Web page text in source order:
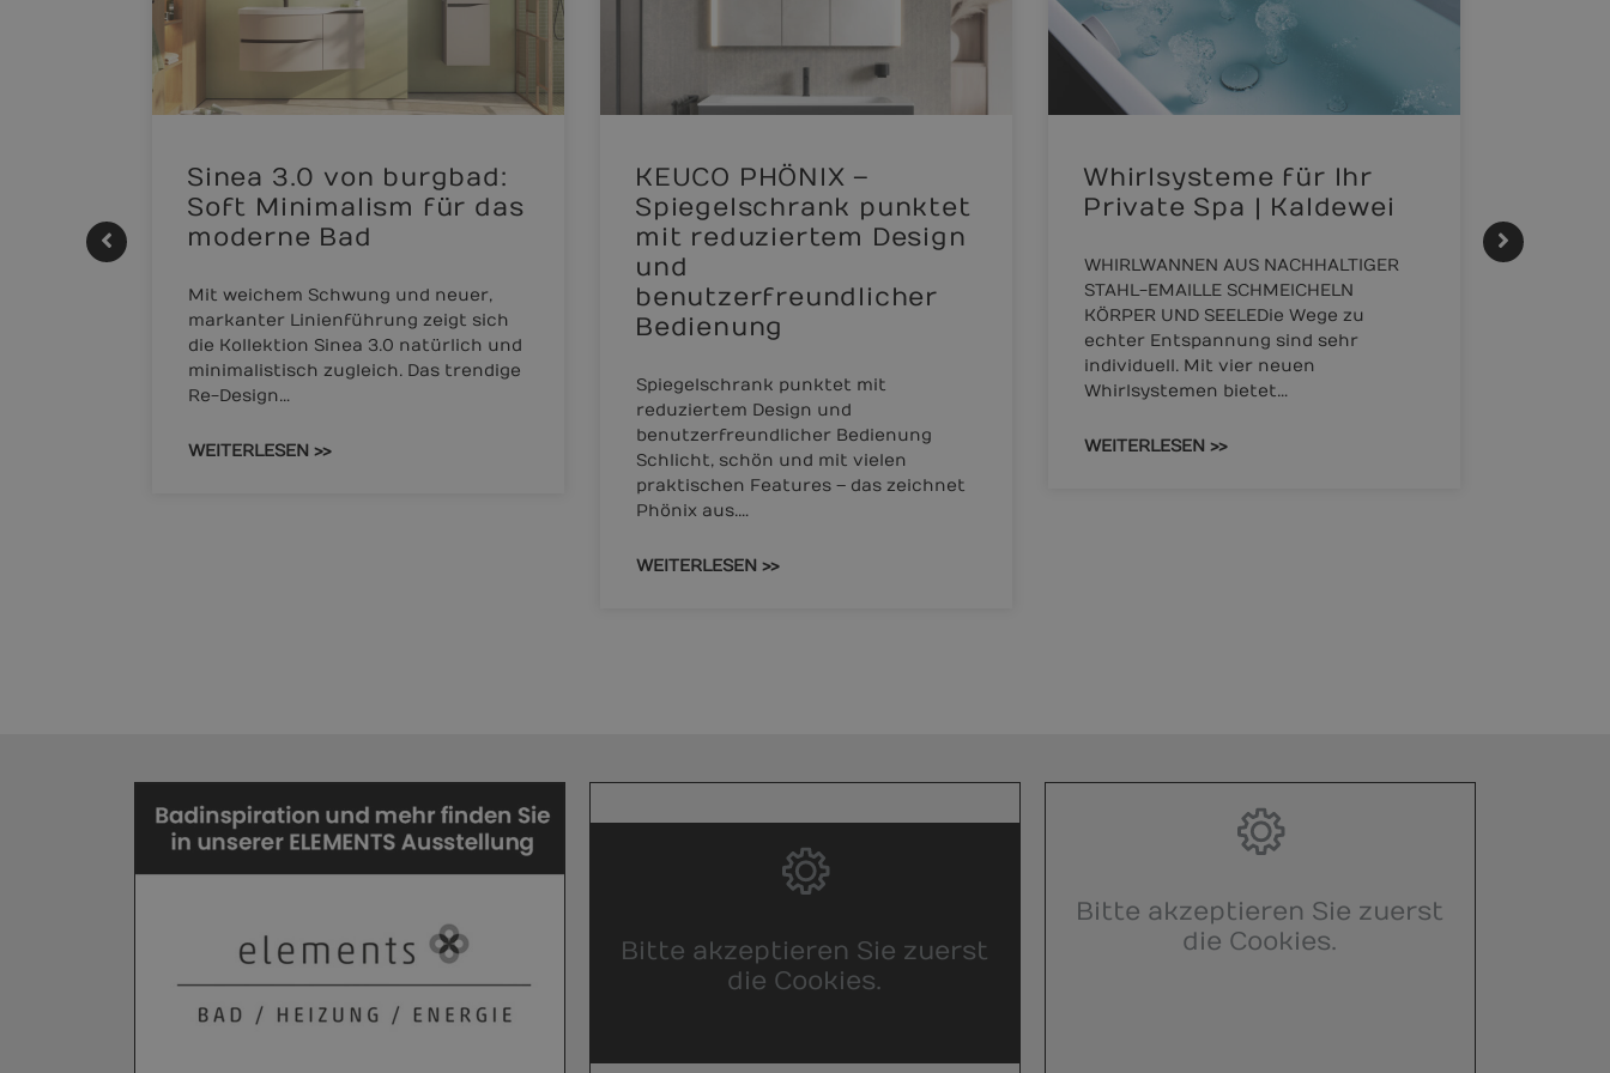
Sinea 3.0 von burgbad:
Soft Minimalism für das
moderne Bad
Mit weichem Schwung und neuer,
markanter Linienführung zeigt sich
die Kollektion Sinea 3.0 natürlich und
minimalistisch zugleich. Das trendige
Re-Design…
WEITERLESEN >>
KEUCO PHÖNIX –
Spiegelschrank punktet
mit reduziertem Design
und
benutzerfreundlicher
Bedienung
Spiegelschrank punktet mit
reduziertem Design und
benutzerfreundlicher Bedienung
Schlicht, schön und mit vielen
praktischen Features – das zeichnet
Phönix aus.…
WEITERLESEN >>
Whirlsysteme für Ihr
Private Spa | Kaldewei
WHIRLWANNEN AUS NACHHALTIGER
STAHL-EMAILLE SCHMEICHELN
KÖRPER UND SEELEDie Wege zu
echter Entspannung sind sehr
individuell. Mit vier neuen
Whirlsystemen bietet…
WEITERLESEN >>
Bitte akzeptieren Sie zuerst
die Cookies.
Bitte akzeptieren Sie zuerst
die Cookies.